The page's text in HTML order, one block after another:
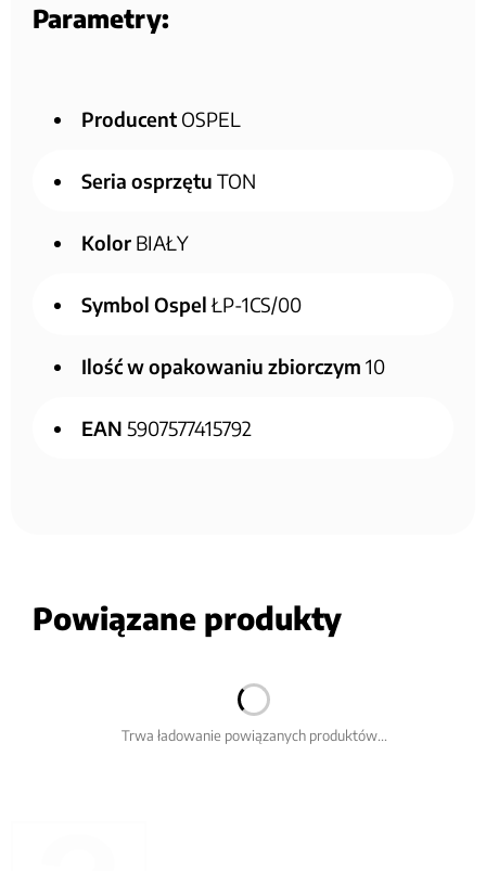
Parametry:
Producent OSPEL
Seria osprzętu TON
Kolor BIAŁY
Symbol Ospel ŁP-1CS/00
Ilość w opakowaniu zbiorczym 10
EAN 5907577415792
Powiązane produkty
Trwa ładowanie powiązanych produktów...